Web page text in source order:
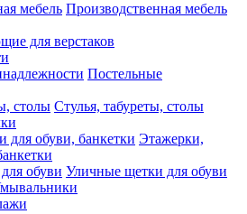
Производственная мебель
для верстаков
Постельные
Стулья, табуреты, столы
Этажерки,
Уличные щетки для обуви